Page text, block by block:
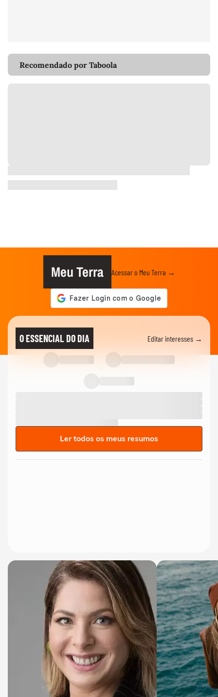
Recomendado por Taboola
Meu Terra Acessar o Meu Terra →
O ESSENCIAL DO DIA Editar interesses →
Ler todos os meus resumos